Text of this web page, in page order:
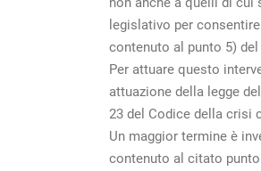
legislativo per
contenuto al punto 5)
Per attuare questo
attuazione della legge
23 del Codice della crisi
Un maggior termine è
contenuto al citato